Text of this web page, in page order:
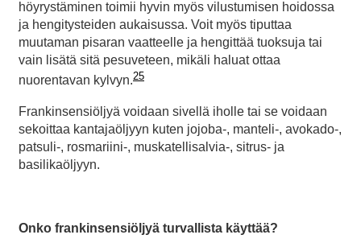
höyrystäminen toimii hyvin myös vilustumisen hoidossa
ja hengitysteiden aukaisussa. Voit myös tiputtaa
muutaman pisaran vaatteelle ja hengittää tuoksuja tai
vain lisätä sitä pesuveteen, mikäli haluat ottaa
nuorentavan kylvyn.25
Frankinsensiöljyä voidaan sivellä iholle tai se voidaan
sekoittaa kantajaöljyyn kuten jojoba-, manteli-, avokado-,
patsuli-, rosmariini-, muskatellisalvia-, sitrus- ja
basilikaöljyyn.
Onko frankinsensiöljyä turvallista käyttää?